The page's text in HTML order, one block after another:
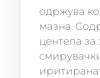
одржува
мазна.
центела